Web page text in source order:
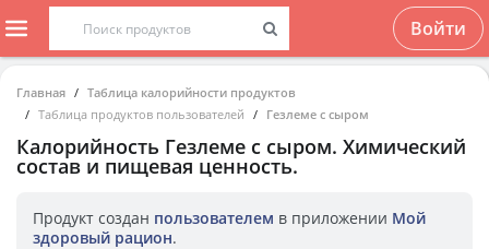
Войти
Главная
Таблица калорийности продуктов
Таблица продуктов пользователей
Гезлеме с сыром
Калорийность Гезлеме с сыром. Химический
состав и пищевая ценность.
Продукт создан пользователем в приложении Мой
здоровый рацион.